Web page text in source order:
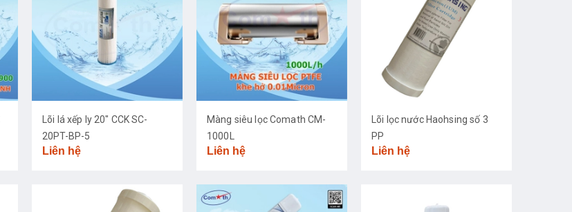
Lõi lá xếp ly 20" CCK SC-
20PT-BP-5
Liên hệ
Màng siêu lọc Comath CM-
1000L
Liên hệ
Lõi lọc nước Haohsing số 3
PP
Liên hệ